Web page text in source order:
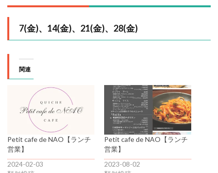
7(金)、14(金)、21(金)、28(金)
関連
Petit cafe de NAO【ランチ
営業】
2024-02-03
Petit cafe de NAO【ランチ
営業】
2023-08-02